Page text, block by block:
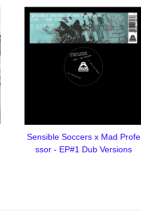
Sensible Soccers x Mad Profe
ssor - EP#1 Dub Versions